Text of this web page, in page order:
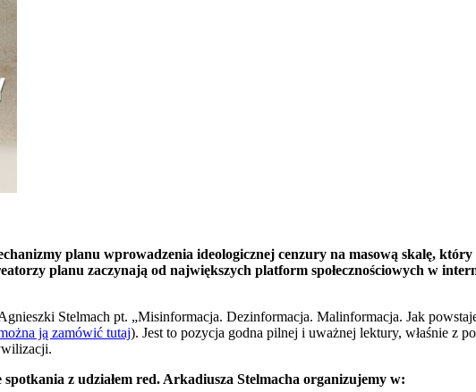
planu wprowadzenia ideologicznej cenzury na masową skalę,
planu zaczynają od największych platform społecznościowych w
Stelmach pt. „Misinformacja. Dezinformacja. Malinformacja. Jak
ją zamówić tutaj). Jest to pozycja godna pilnej i uważnej lektury, właśnie z
spotkania z udziałem red. Arkadiusza Stelmacha organizujemy w: